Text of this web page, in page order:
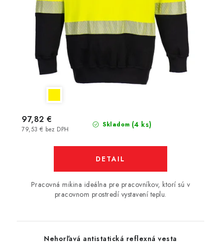
Skladom (4 ks)
79,53 € bez DPH
97,82 €
DETAIL
Pracovná mikina ideálna pre pracovníkov, ktorí sú v
pracovnom prostredí vystavení teplu.
Nehorľavá antistatická reflexná vesta